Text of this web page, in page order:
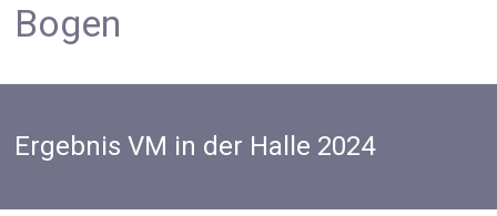
Bogen
Ergebnis VM in der Halle 2024